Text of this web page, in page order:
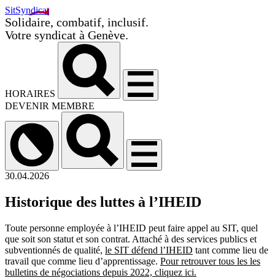
SitSyndicat
Solidaire, combatif, inclusif.
Votre syndicat à Genève.
HORAIRES
DEVENIR MEMBRE
30.04.2026
Historique des luttes à l’IHEID
Toute personne employée à l’IHEID peut faire appel au SIT, quel
que soit son statut et son contrat. Attaché à des services publics et
subventionnés de qualité, le SIT défend l’IHEID tant comme lieu de
travail que comme lieu d’apprentissage. Pour retrouver tous les les
bulletins de négociations depuis 2022, cliquez ici.